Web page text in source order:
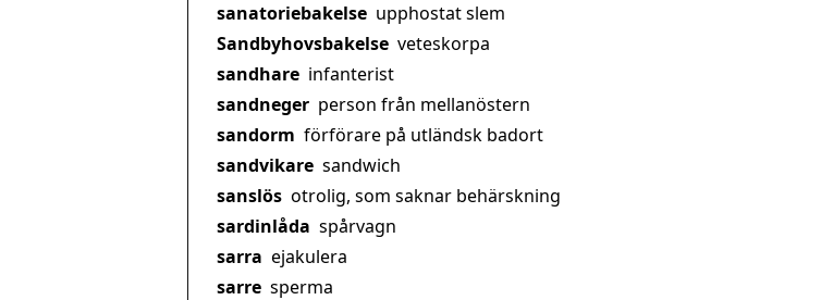
sanatoriebakelse upphostat slem
Sandbyhovsbakelse veteskorpa
sandhare infanterist
sandneger person från mellanöstern
sandorm förförare på utländsk badort
sandvikare sandwich
sanslös otrolig, som saknar behärskning
sardinlåda spårvagn
sarra ejakulera
sarre sperma